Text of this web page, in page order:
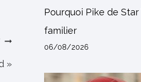
»
Pourquoi Pike de
familier
06/08/2026